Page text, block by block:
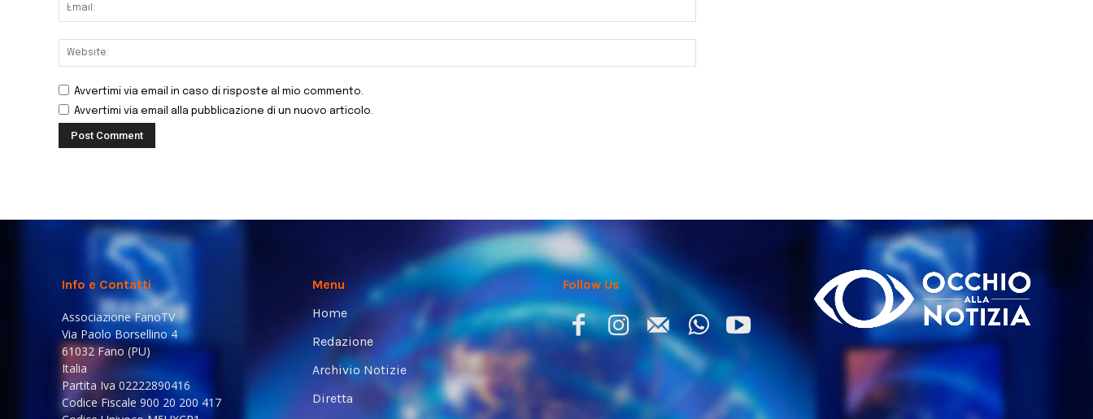
Avvertimi via email in caso di risposte al mio commento.
Avvertimi via email alla pubblicazione di un nuovo articolo.
Info e Contatti
Associazione FanoTV
Via Paolo Borsellino 4
61032 Fano (PU)
Italia
Partita Iva 02222890416
Codice Fiscale 900 20 200 417
Menu
Home
Redazione
Archivio Notizie
Diretta
Follow Us